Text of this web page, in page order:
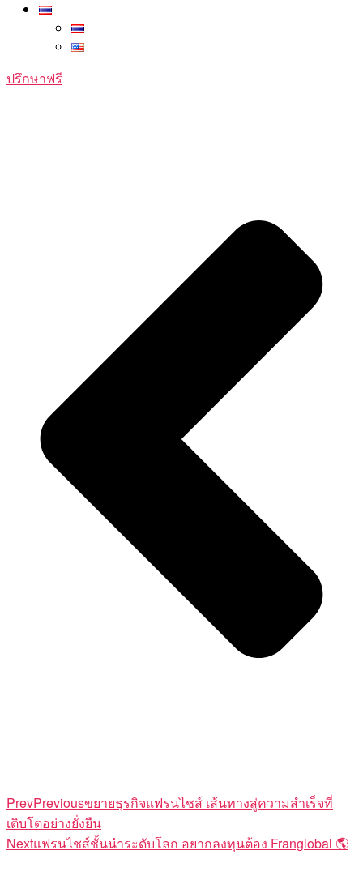
ปรึกษาฟรี
PrevPreviousขยายธุรกิจแฟรนไชส์ เส้นทางสู่ความสำเร็จที่
เติบโตอย่างยั่งยืน
Nextแฟรนไชส์ชั้นนำระดับโลก อยากลงทุนต้อง Franglobal 🌎